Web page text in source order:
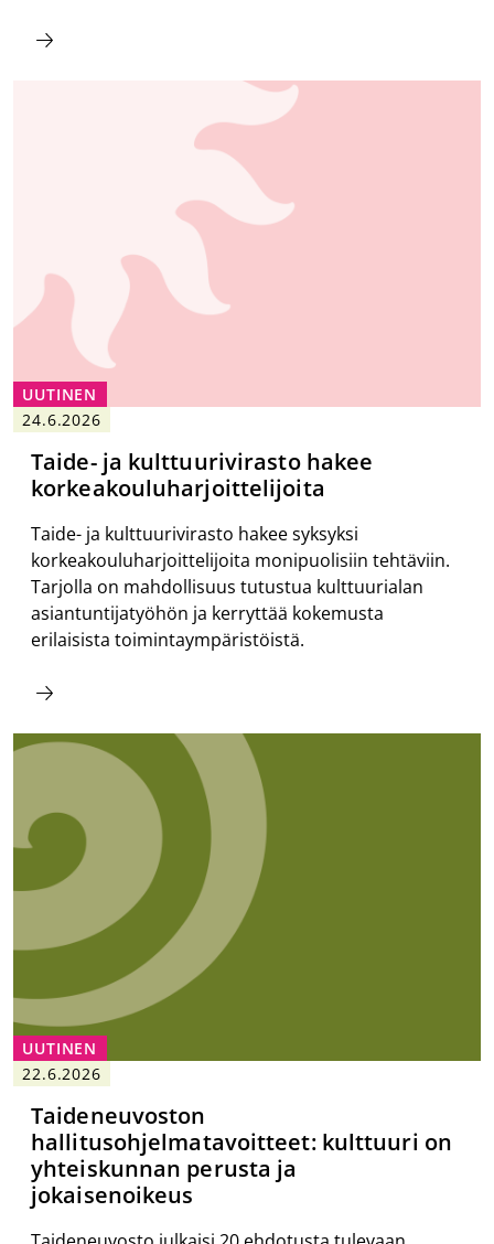
UUTINEN
24.6.2026
Taide- ja kulttuurivirasto hakee
korkeakouluharjoittelijoita
Taide- ja kulttuurivirasto hakee syksyksi
korkeakouluharjoittelijoita monipuolisiin tehtäviin.
Tarjolla on mahdollisuus tutustua kulttuurialan
asiantuntijatyöhön ja kerryttää kokemusta
erilaisista toimintaympäristöistä.
UUTINEN
22.6.2026
Taideneuvoston
hallitusohjelmatavoitteet: kulttuuri on
yhteiskunnan perusta ja
jokaisenoikeus